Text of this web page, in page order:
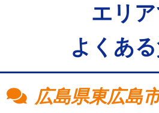
エリ
よくあ
広島県東広島